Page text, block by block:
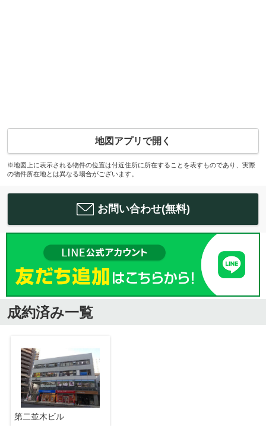
地図アプリで開く
※地図上に表示される物件の位置は付近住所に所在することを表すものであり、実際
の物件所在地とは異なる場合がございます。
お問い合わせ(無料)
成約済み一覧
第⼆並⽊ビル